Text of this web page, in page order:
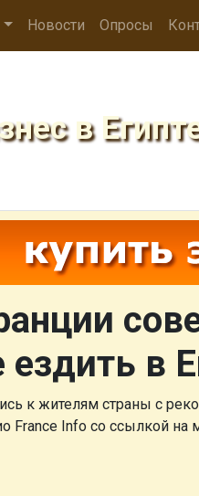
Новости Опросы
в
в
к жителям страны с
France Info со ссылкой